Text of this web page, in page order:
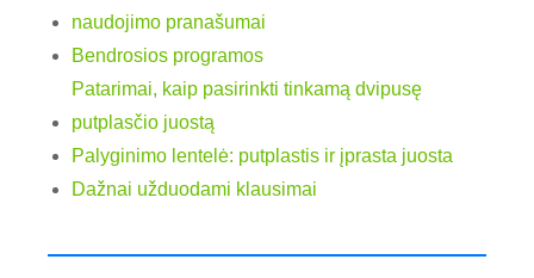
naudojimo pranašumai
Bendrosios programos
Patarimai, kaip pasirinkti tinkamą dvipusę
putplasčio juostą
Palyginimo lentelė: putplastis ir įprasta juosta
Dažnai užduodami klausimai